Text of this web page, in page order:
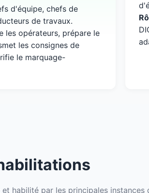
d'équipe, chefs de
de travaux.
les opérateurs, prépare le
les consignes de
le marquage-
habilité par les principales instances